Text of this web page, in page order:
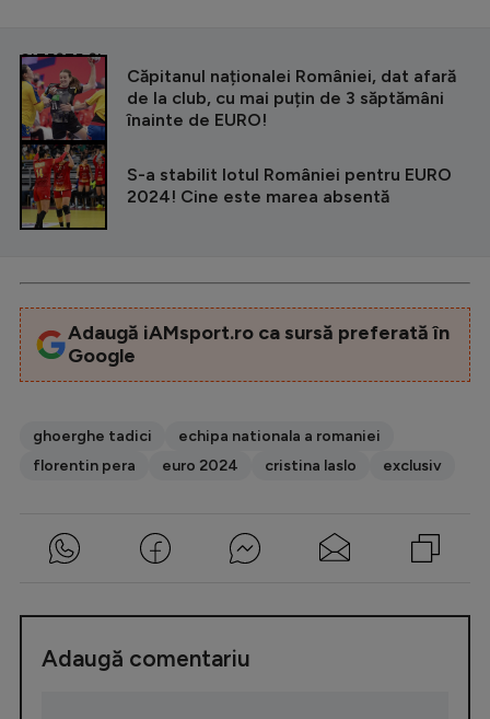
CITEȘTE ȘI
Căpitanul naționalei României, dat afară
de la club, cu mai puțin de 3 săptămâni
înainte de EURO!
S-a stabilit lotul României pentru EURO
2024! Cine este marea absentă
Adaugă iAMsport.ro ca sursă preferată în
Google
ghoerghe tadici
echipa nationala a romaniei
florentin pera
euro 2024 cristina laslo exclusiv
Adaugă comentariu